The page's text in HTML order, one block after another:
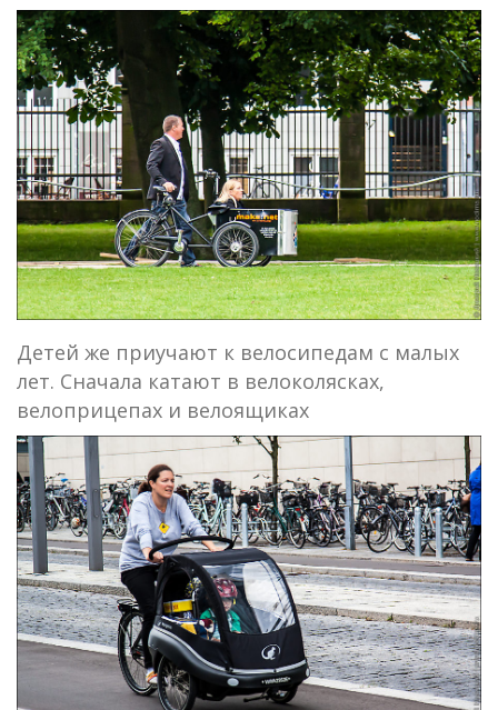
Детей же приучают к велосипедам с малых
лет. Сначала катают в велоколясках,
велоприцепах и велоящиках